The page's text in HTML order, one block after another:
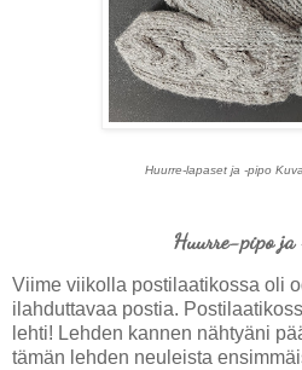
Huurre-lapaset ja -pipo
Huurre-pipo ja
Viime viikolla postilaatikossa oli
ilahduttavaa postia.
lehti! Lehden kannen nähtyäni
tämän lehden neuleista